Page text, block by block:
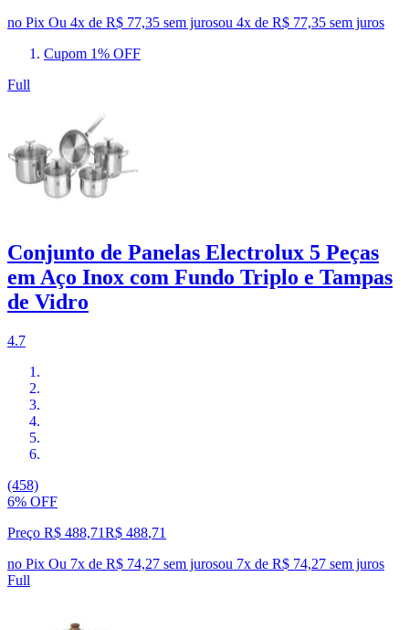
no Pix Ou 4x de R$ 77,35 sem jurosou 4x de R$ 77,35 sem juros
Cupom 1% OFF
Full
Conjunto de Panelas Electrolux 5 Peças
em Aço Inox com Fundo Triplo e Tampas
de Vidro
4.7
(458)
6% OFF
Preço R$ 488,71R$ 488,71
no Pix Ou 7x de R$ 74,27 sem jurosou 7x de R$ 74,27 sem juros
Full